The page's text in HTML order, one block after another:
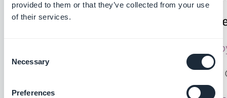
provided to them or that they’ve collected from your use
of their services.
Selection
Necessary
Preferences